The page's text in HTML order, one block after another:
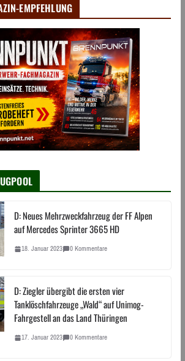
EMPFEHLUNG
D: Neues Mehrzweckfahrzeug der FF Alpen
auf Mercedes Sprinter 3665 HD
18. Januar 2023 0 Kommentare
D: Ziegler übergibt die ersten vier
Tanklöschfahrzeuge „Wald“ auf Unimog-
Fahrgestell an das Land Thüringen
17. Januar 2023 0 Kommentare